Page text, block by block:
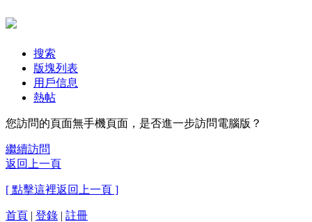
搜索
版塊列表
用戶信息
熱帖
您訪問的頁面無手機頁面，是否進一步訪問電腦版？
繼續訪問
返回上一頁
[ 點擊這裡返回上一頁 ]
首頁 | 登錄 | 註冊